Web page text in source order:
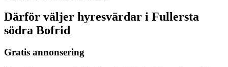
Därför väljer hyresvärdar i Fullersta
södra Bofrid
Gratis annonsering